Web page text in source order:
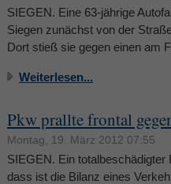
SIEGEN. Eine 63-jährige
Siegen zunächst von der
Dort stieß sie gegen einen am
Weiterlesen...
Pkw prallte frontal
Montag, 19. März 2012 07:55
SIEGEN. Ein totalbeschädigter
dass ist die Bilanz eines